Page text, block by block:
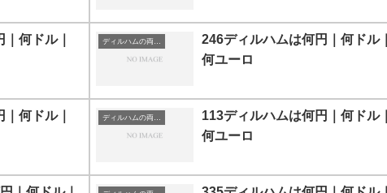
何ドル｜
246ディルハムは何円｜何ドル｜
何ユーロ
何ドル｜
113ディルハムは何円｜何ドル｜
何ユーロ